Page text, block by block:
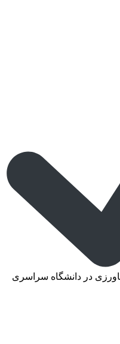
در دانشگاه سراسری